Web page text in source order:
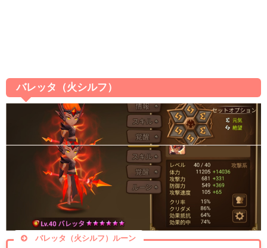
バレッタ（火シルフ）
バレッタ（火シルフ）ルーン